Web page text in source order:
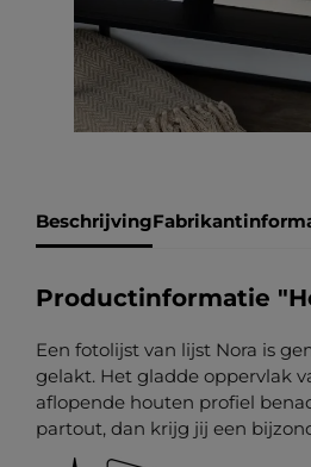
Beschrijving
Productinformatie
Een fotolijst van lijst Nora is
gelakt. Het gladde oppervlak
aflopende houten profiel
partout, dan krijg jij een